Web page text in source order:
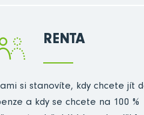
RENTA
si stanovíte, kdy chcete jít
a kdy se chcete na 100 %